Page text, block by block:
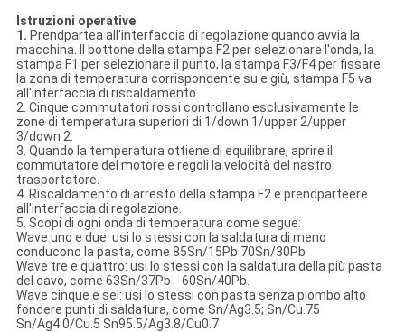
Istruzioni operative
1. Prendpartea all'interfaccia di regolazione quando avvia la
macchina. Il bottone della stampa F2 per selezionare l'onda, la
stampa F1 per selezionare il punto, la stampa F3/F4 per fissare
la zona di temperatura corrispondente su e giù, stampa F5 va
all'interfaccia di riscaldamento.
2. Cinque commutatori rossi controllano esclusivamente le
zone di temperatura superiori di 1/down 1/upper 2/upper
3/down 2.
3. Quando la temperatura ottiene di equilibrare, aprire il
commutatore del motore e regoli la velocità del nastro
trasportatore.
4. Riscaldamento di arresto della stampa F2 e prendparteere
all'interfaccia di regolazione.
5. Scopi di ogni onda di temperatura come segue:
Wave uno e due: usi lo stessi con la saldatura di meno
conducono la pasta, come 85Sn/15Pb 70Sn/30Pb
Wave tre e quattro: usi lo stessi con la saldatura della più pasta
del cavo, come 63Sn/37Pb 60Sn/40Pb.
Wave cinque e sei: usi lo stessi con pasta senza piombo alto
fondere punti di saldatura, come Sn/Ag3.5; Sn/Cu.75
Sn/Ag4.0/Cu.5 Sn95.5/Ag3.8/Cu0.7